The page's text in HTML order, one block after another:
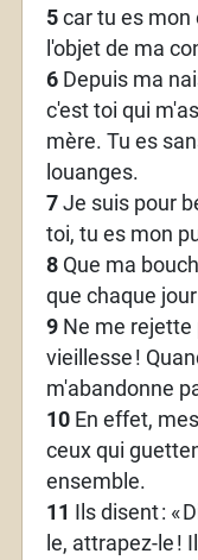
5car tu es mon
l'objet de ma
6Depuis ma
c'est toi qui
mère. Tu es
louanges.
7Je suis pour
toi, tu es mon
8Que ma
que chaque
9Ne me rejette
vieillesse !
m'abandonne
10En effet,
ceux qui
ensemble.
11 Ils disent: «
le, attrapez-le !